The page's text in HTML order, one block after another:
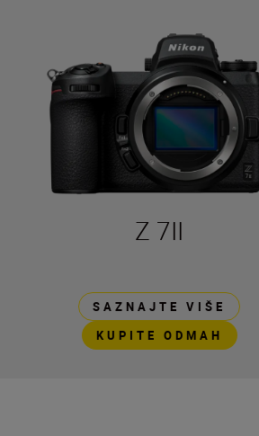
Z 7II
SAZNAJTE VIŠE
KUPITE ODMAH